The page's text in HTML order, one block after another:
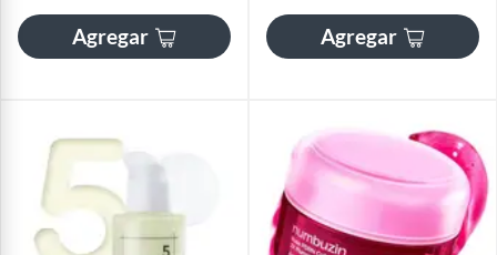
Agregar Agregar